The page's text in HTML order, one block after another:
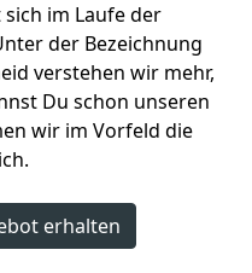
im Laufe der
der Bezeichnung
verstehen wir mehr,
Du schon unseren
wir im Vorfeld die
erhalten